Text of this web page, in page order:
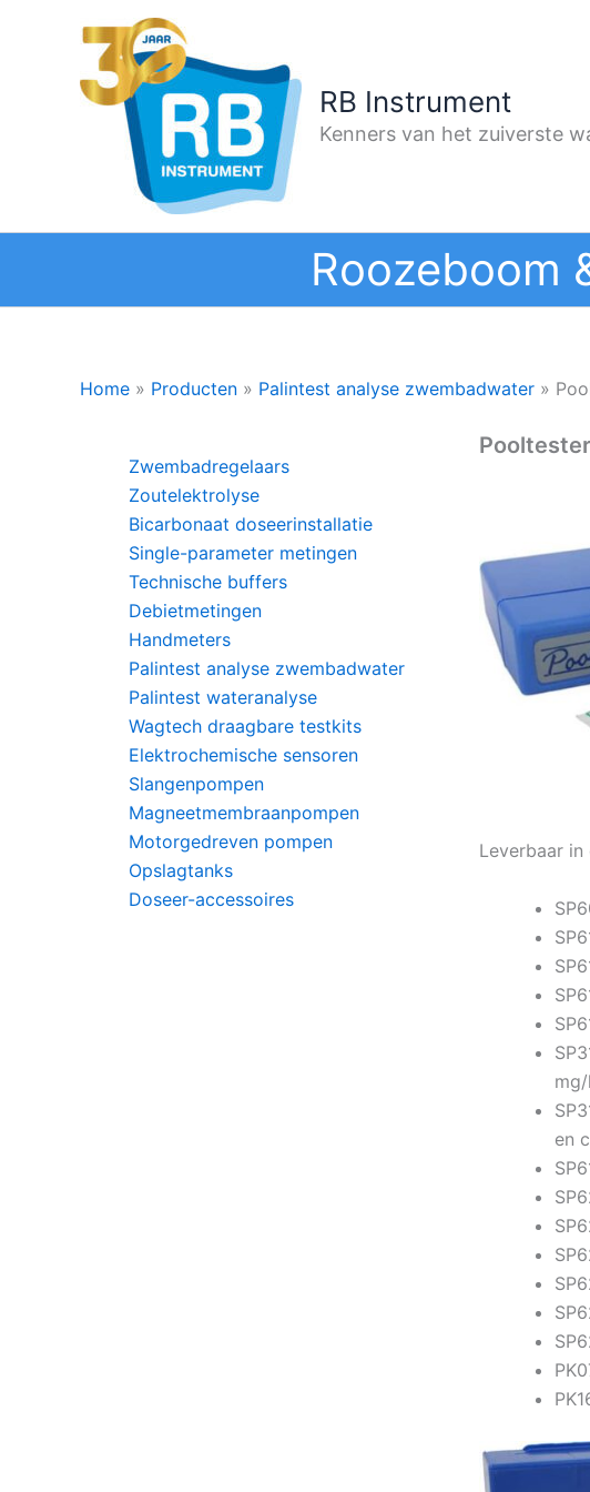
RB Instrument
Kenners van het zuiverste
Roozeboom
Home » Producten » Palintest analyse zwembadwater »
Leverbaar
en
Zwembadregelaars
Zoutelektrolyse
Bicarbonaat doseerinstallatie
Single-parameter metingen
Technische buffers
Debietmetingen
Handmeters
Palintest analyse zwembadwater
Palintest wateranalyse
Wagtech draagbare testkits
Elektrochemische sensoren
Slangenpompen
Magneetmembraanpompen
Motorgedreven pompen
Opslagtanks
Doseer-accessoires